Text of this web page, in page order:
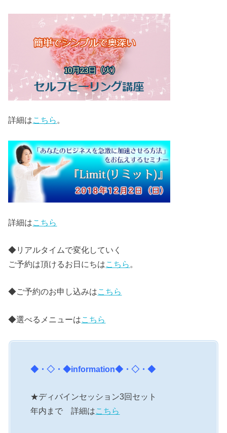
詳細はこちら 。
詳細は こちら
◆リアルタイムで変化していく
ご予約は頂けるお日にちはこちら 。
◆ご予約のお申し込みはこちら
◆選べるメニューは こちら
◆・◇・◆information◆・◇・◆
★ディバインセッション3回セット
年内まで 詳細はこちら